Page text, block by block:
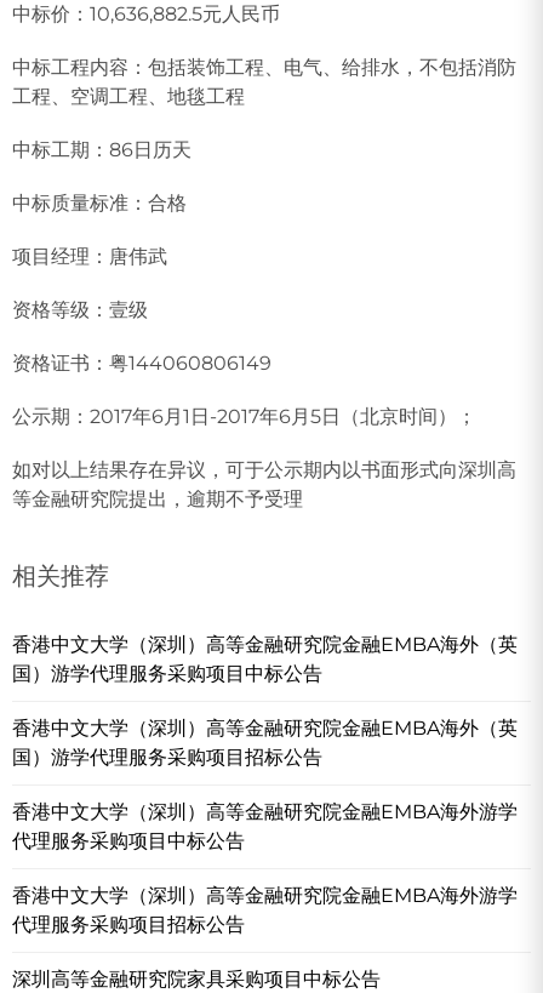
中标价：10,636,882.5元人民币
中标工程内容：包括装饰工程、电气、给排水，不包括消防
工程、空调工程、地毯工程
中标工期：86日历天
中标质量标准：合格
项目经理：唐伟武
资格等级：壹级
资格证书：粤144060806149
公示期：2017年6月1日-2017年6月5日（北京时间）；
如对以上结果存在异议，可于公示期内以书面形式向深圳高
等金融研究院提出，逾期不予受理
相关推荐
香港中文大学（深圳）高等金融研究院金融EMBA海外（英
国）游学代理服务采购项目中标公告
香港中文大学（深圳）高等金融研究院金融EMBA海外（英
国）游学代理服务采购项目招标公告
香港中文大学（深圳）高等金融研究院金融EMBA海外游学
代理服务采购项目中标公告
香港中文大学（深圳）高等金融研究院金融EMBA海外游学
代理服务采购项目招标公告
深圳高等金融研究院家具采购项目中标公告